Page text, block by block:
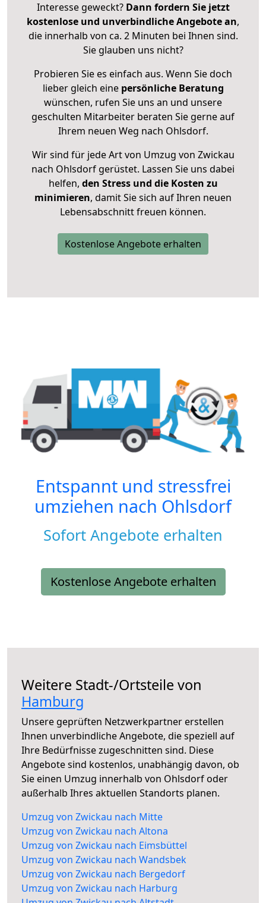
Interesse geweckt? Dann fordern Sie jetzt
kostenlose und unverbindliche Angebote an,
die innerhalb von ca. 2 Minuten bei Ihnen sind.
Sie glauben uns nicht?
Probieren Sie es einfach aus. Wenn Sie doch
lieber gleich eine persönliche Beratung
wünschen, rufen Sie uns an und unsere
geschulten Mitarbeiter beraten Sie gerne auf
Ihrem neuen Weg nach Ohlsdorf.
Wir sind für jede Art von Umzug von Zwickau
nach Ohlsdorf gerüstet. Lassen Sie uns dabei
helfen, den Stress und die Kosten zu
minimieren, damit Sie sich auf Ihren neuen
Lebensabschnitt freuen können.
Kostenlose Angebote erhalten
Entspannt und stressfrei
umziehen nach Ohlsdorf
Sofort Angebote erhalten
Kostenlose Angebote erhalten
Weitere Stadt-/Ortsteile von
Hamburg
Unsere geprüften Netzwerkpartner erstellen
Ihnen unverbindliche Angebote, die speziell auf
Ihre Bedürfnisse zugeschnitten sind. Diese
Angebote sind kostenlos, unabhängig davon, ob
Sie einen Umzug innerhalb von Ohlsdorf oder
außerhalb Ihres aktuellen Standorts planen.
Umzug von Zwickau nach Mitte
Umzug von Zwickau nach Altona
Umzug von Zwickau nach Eimsbüttel
Umzug von Zwickau nach Wandsbek
Umzug von Zwickau nach Bergedorf
Umzug von Zwickau nach Harburg